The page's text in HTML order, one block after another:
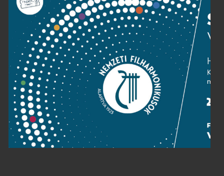
Kapcsolat
Közérdekű adatok
Sajtószoba
Adatvédelem